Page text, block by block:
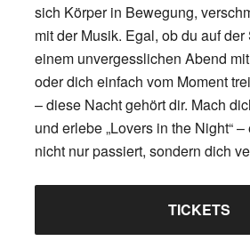
sich Körper in Bewegung,
mit der Musik. Egal, ob du auf
einem unvergesslichen Abend
oder dich einfach vom Moment
– diese Nacht gehört dir. Mach
und erlebe „Lovers in the Night“
nicht nur passiert, sondern dich
TICKETS